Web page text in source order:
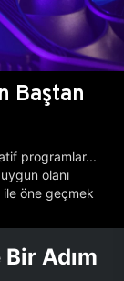
Baştan
programlar...
olanı
ile öne geçmek
Adım